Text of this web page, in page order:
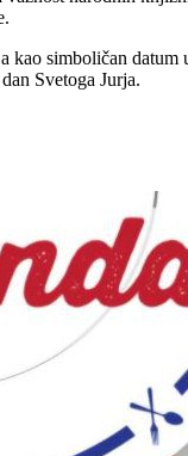
simboličan
Svetoga Jurja.